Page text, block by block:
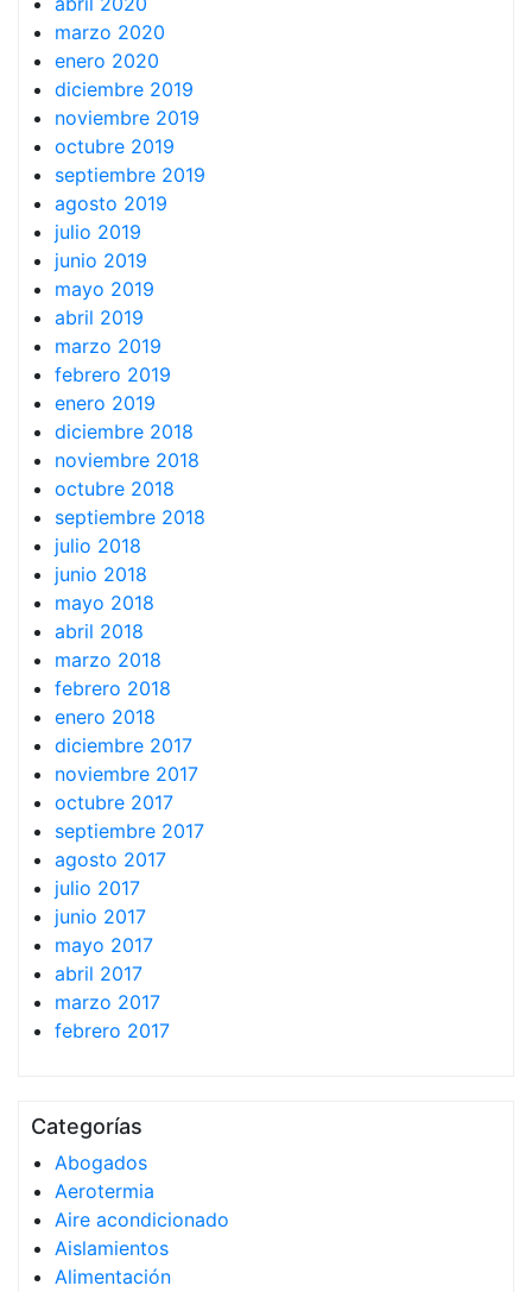
marzo 2020
enero 2020
diciembre 2019
noviembre 2019
octubre 2019
septiembre 2019
agosto 2019
julio 2019
junio 2019
mayo 2019
abril 2019
marzo 2019
febrero 2019
enero 2019
diciembre 2018
noviembre 2018
octubre 2018
septiembre 2018
julio 2018
junio 2018
mayo 2018
abril 2018
marzo 2018
febrero 2018
enero 2018
diciembre 2017
noviembre 2017
octubre 2017
septiembre 2017
agosto 2017
julio 2017
junio 2017
mayo 2017
abril 2017
marzo 2017
febrero 2017
Categorías
Abogados
Aerotermia
Aire acondicionado
Aislamientos
Alimentación